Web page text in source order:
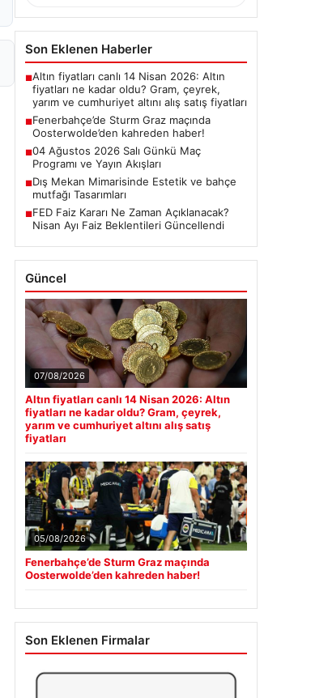
Son Eklenen Haberler
■Altın fiyatları canlı 14 Nisan 2026: Altın
fiyatları ne kadar oldu? Gram, çeyrek,
yarım ve cumhuriyet altını alış satış fiyatları
■Fenerbahçe’de Sturm Graz maçında
Oosterwolde’den kahreden haber!
■04 Ağustos 2026 Salı Günkü Maç
Programı ve Yayın Akışları
■Dış Mekan Mimarisinde Estetik ve bahçe
mutfağı Tasarımları
■FED Faiz Kararı Ne Zaman Açıklanacak?
Nisan Ayı Faiz Beklentileri Güncellendi
Güncel
07/08/2026
Altın fiyatları canlı 14 Nisan 2026: Altın
fiyatları ne kadar oldu? Gram, çeyrek,
yarım ve cumhuriyet altını alış satış
fiyatları
05/08/2026
Fenerbahçe’de Sturm Graz maçında
Oosterwolde’den kahreden haber!
Son Eklenen Firmalar